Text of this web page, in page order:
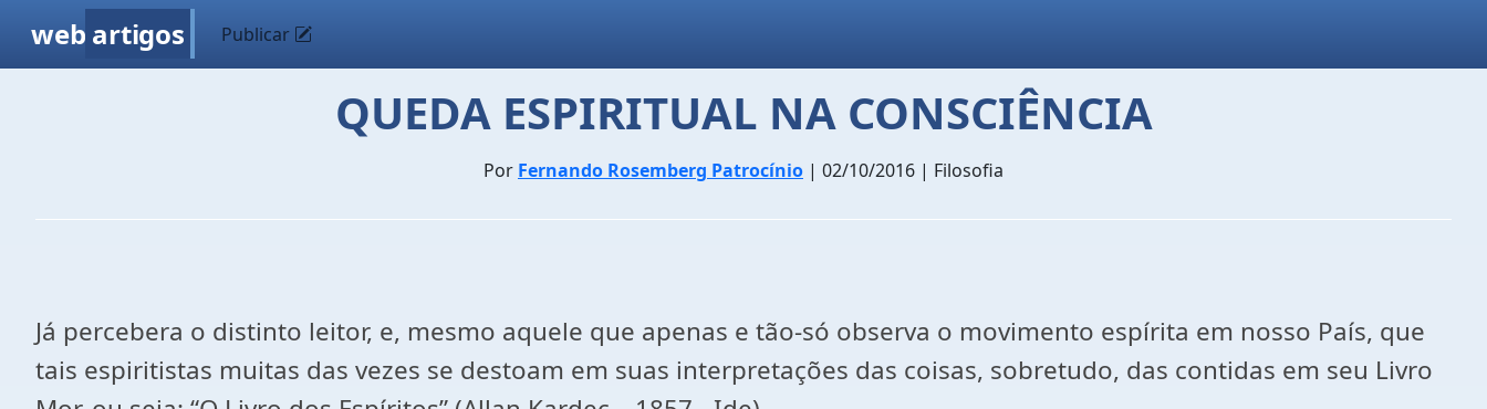
web artigos Publicar
QUEDA ESPIRITUAL NA CONSCIÊNCIA
Por Fernando Rosemberg Patrocínio | 02/10/2016 | Filosofia
Já percebera o distinto leitor, e, mesmo aquele que apenas e tão-só observa o movimento espírita em nosso País, que
tais espiritistas muitas das vezes se destoam em suas interpretações das coisas, sobretudo, das contidas em seu Livro